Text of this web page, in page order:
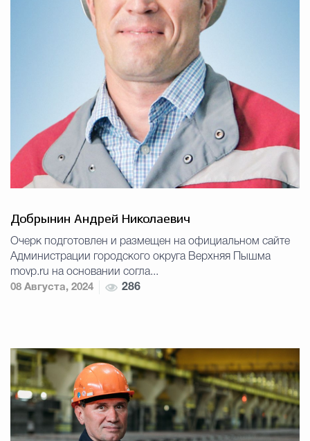
Добрынин Андрей Николаевич
Очерк подготовлен и размещен на официальном сайте
Администрации городского округа Верхняя Пышма
movp.ru на основании согла...
08 Августа, 2024
286